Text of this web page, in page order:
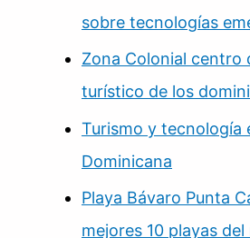
sobre tecnologías
Zona Colonial centro
turístico de los
Turismo y tecnología
Dominicana
Playa Bávaro Punta
mejores 10 playas del